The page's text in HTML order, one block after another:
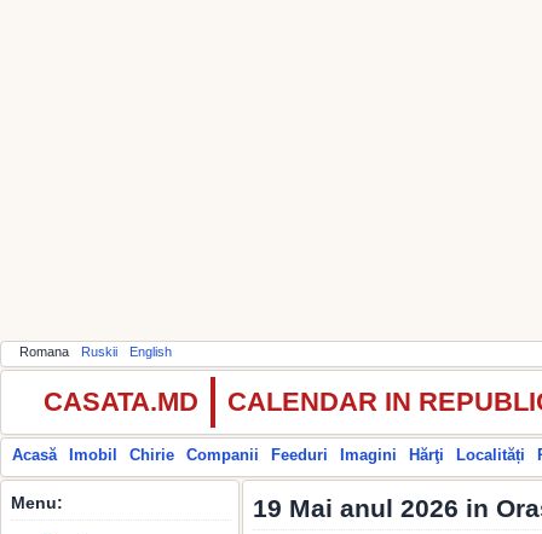
Romana Ruskii English
CASATA.MD CALENDAR IN
Acasă Imobil Chirie Companii Feeduri Imagini Hărţi Localități
Menu: 19 Mai anul 2026 in